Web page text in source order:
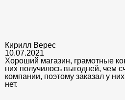
Кирилл Верес
10.07.2021
Хороший магазин, грамотные
них получилось выгодней, чем
компании, поэтому заказал у
нет.